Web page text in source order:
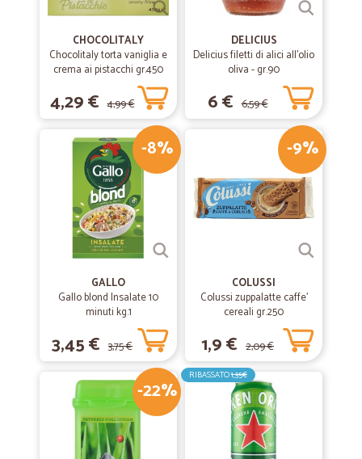
CHOCOLITALY
Chocolitaly torta vaniglia e
crema ai pistacchi gr.450
4,29 € 4,99 €
DELICIUS
Delicius filetti di alici all'olio
oliva - gr.90
6 € 6,59 €
-8%
GALLO
Gallo blond Insalate 10
minuti kg.1
3,45 € 3,75 €
-9%
COLUSSI
Colussi zuppalatte caffe'
cereali gr.250
1,9 € 2,09 €
-22%
RIBASSATO1,35€